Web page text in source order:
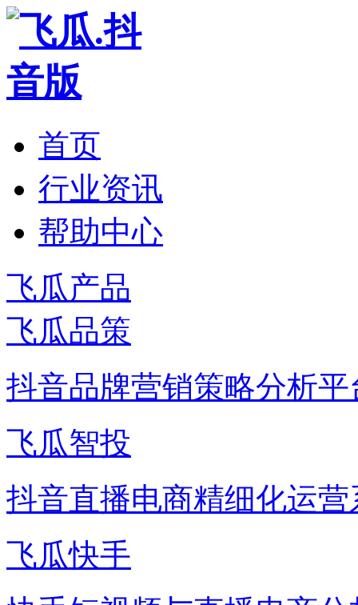
首页
行业资讯
帮助中心
飞瓜产品
飞瓜品策
抖音品牌营销策略分析平
飞瓜智投
抖音直播电商精细化运营
飞瓜快手